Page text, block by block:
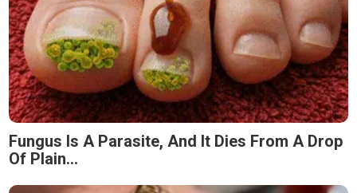
Fungus Is A Parasite, And It Dies From A Drop
Of Plain...